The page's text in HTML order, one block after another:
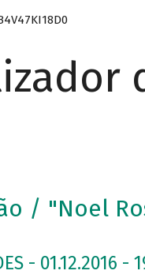
/ "Noel
- 01.12.2016 -